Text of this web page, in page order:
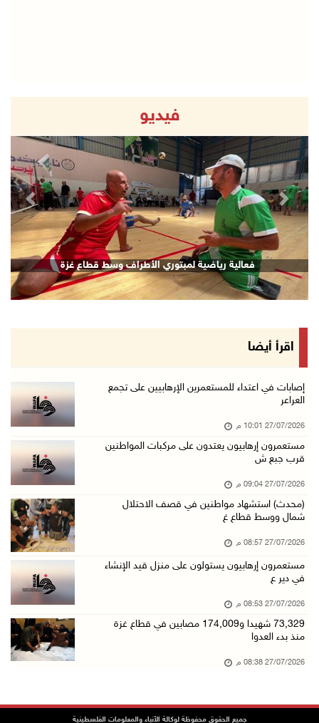
فيديو
فعالية رياضية لمبتوري الأطراف وسط قطاع غزة
Next
اقرأ أيضا
إصابات في اعتداء للمستعمرين الإرهابيين على تجمع
العراعر
27/07/2026 10:01 م
مستعمرون إرهابيون يعتدون على مركبات المواطنين
قرب جبع ش
27/07/2026 09:04 م
(محدث) استشهاد مواطنين في قصف الاحتلال
شمال ووسط قطاع غ
27/07/2026 08:57 م
مستعمرون إرهابيون يستولون على منزل قيد الإنشاء
في دير ع
27/07/2026 08:53 م
73,329 شهيدا و174,009 مصابين في قطاع غزة
منذ بدء العدوا
27/07/2026 08:38 م
جميع الحقوق محفوظة لوكالة الأنباء والمعلومات الفلسطينية